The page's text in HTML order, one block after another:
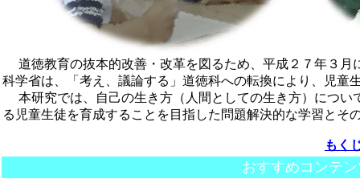
道徳教育の抜本的改善・改革を図るため、平成２７年３月
科学省は、「考え、議論する」道徳科への転換により、児童
本研究では、自己の生き方（人間としての生き方）につい
る児童生徒を育成することを目指した問題解決的な学習とそ
もく
おすすめコンテ